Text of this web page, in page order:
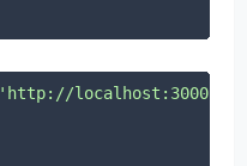
'http://localhost:3000'